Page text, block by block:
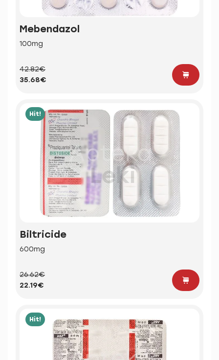
Mebendazol
100mg
42.82€
35.68€
Hit!
Biltricide
600mg
26.62€
22.19€
Hit!